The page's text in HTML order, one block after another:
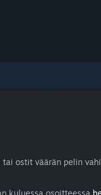
ostit väärän pelin
kuluessa osoitteessa